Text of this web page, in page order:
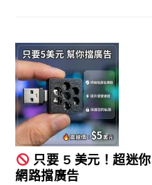
只要 5 美元！超迷
網路擋廣告